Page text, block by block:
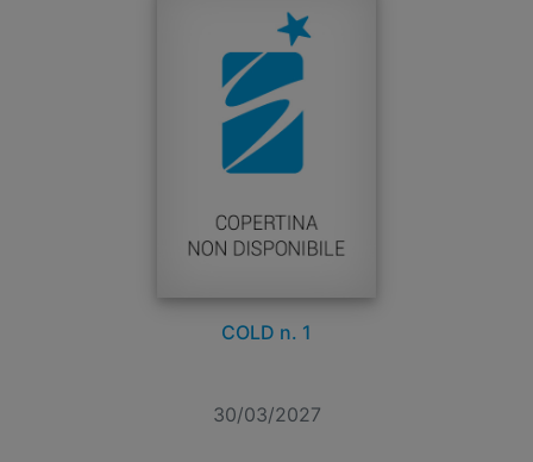
COLD n. 1
30/03/2027